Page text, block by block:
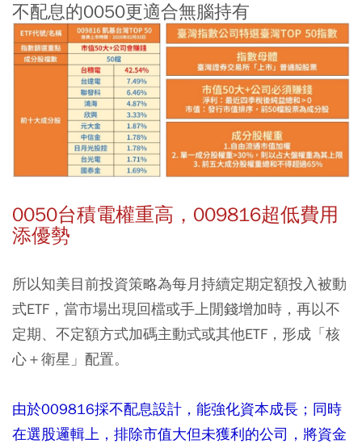
不配息的0050更適合無腦持有
0050台積電權重高，009816超低費用
添優勢
所以知美目前投資策略為每月持續定期定額投入被動
式ETF，當市場出現回檔或手上閒錢增加時，再以不
定期、不定額方式加碼主動式或其他ETF，形成「核
心＋衛星」配置。
由於009816採不配息設計，能強化資本成長；同時
在選股邏輯上，排除市值大但未獲利的公司，將資金